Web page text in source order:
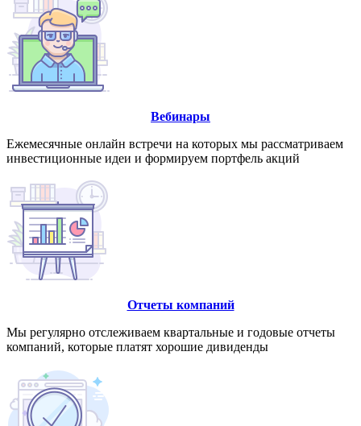
Вебинары
Ежемесячные онлайн встречи на которых мы рассматриваем
инвестиционные идеи и формируем портфель акций
Отчеты компаний
Мы регулярно отслеживаем квартальные и годовые отчеты
компаний, которые платят хорошие дивиденды